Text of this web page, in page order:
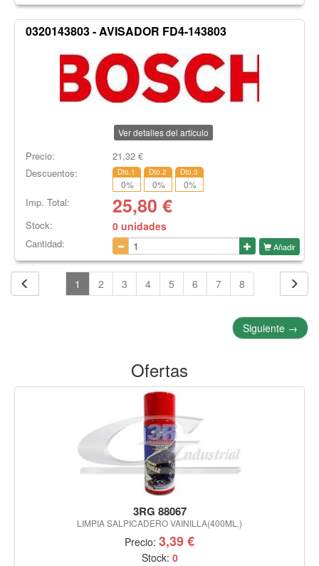
0320143803 - AVISADOR FD4-143803
Ver detalles del artículo
Precio: 21,32€
Descuentos:
Dto.1
0%
Dto.2
0%
Dto.3
0%
Imp. Total: 25,80 €
Stock: 0 unidades
Cantidad: Añadir
1 2 3 4 5 6 7 8
Siguiente →
Ofertas
3RG 88067
LIMPIA SALPICADERO VAINILLA(400ML.)
Precio: 3,39 €
Stock: 0